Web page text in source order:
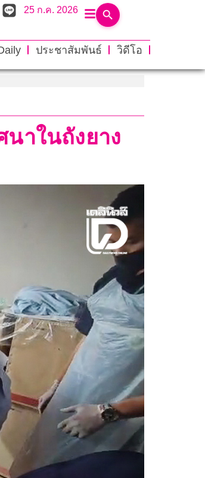
25 ก.ค. 2026
ประชาสัมพันธ์
วิดีโอ
าในถังยาง